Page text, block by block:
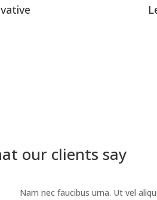
our clients say
Nam nec faucibus urna. Ut vel